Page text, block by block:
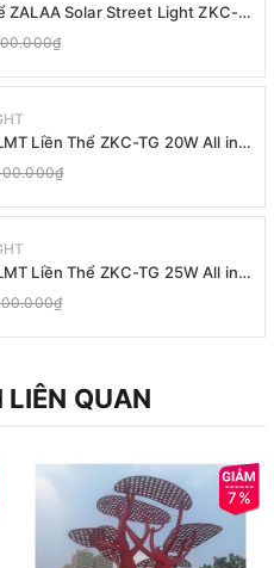
ZALAA Solar Street Light ZKC-
All In One
Liền Thể ZKC-TG 20W All in
Light
Liền Thể ZKC-TG 25W All in
Light
LIÊN QUAN
7%